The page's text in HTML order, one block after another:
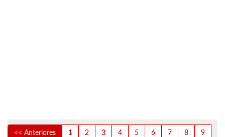
<< Anteriores 1 2 3 4 5 6 7 8 9